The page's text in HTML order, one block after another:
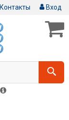
Контакты Вход